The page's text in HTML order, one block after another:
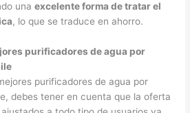
unaexcelente forma de tratar el
, lo que se traduce en ahorro.
purificadores de agua por
purificadores de agua por
debes tener en cuenta que la oferta